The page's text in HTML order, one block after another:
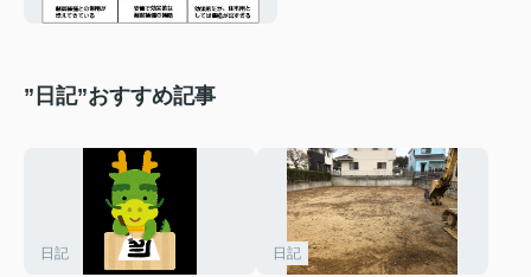
”日記”おすすめ記事
日記 日記